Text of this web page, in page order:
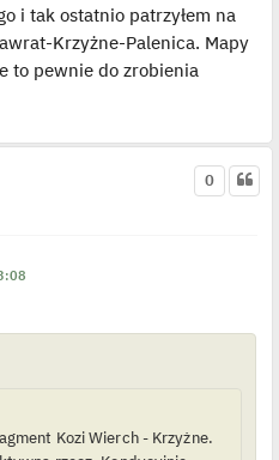
i tak ostatnio patrzyłem na
Krzyżne-Palenica. Mapy
to pewnie do zrobienia
0
Kozi Wierch - Krzyżne.